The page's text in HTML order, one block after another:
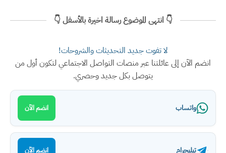
👇 انتهى الموضوع رسالة اخيرة بالأسفل 👇
لا تفوت جديد التحديثات والشروحات!
انضم الآن إلى عائلتنا عبر منصات التواصل الاجتماعي لتكون أول من
يتوصل بكل جديد وحصري.
واتساب انضم الآن
تيليجرام انضم الآن